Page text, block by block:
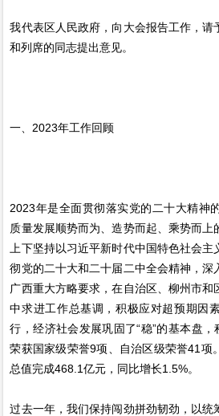
我代表区人民政府，向大会报告工作，请
和列席的同志提出意见。
一、2023年工作回顾
2023年是全面贯彻落实党的二十大精神
质量发展顺势而为、造势而起、乘势而
上下坚持以习近平新时代中国特色社会
彻党的二十大和二十届二中全会精神，深
广西重大方略要求，在自治区、柳州市
中求进工作总基调，积极应对超预期因
行，经济社会发展巩固了“稳”的基本盘，
荣获国家级荣誉9项、自治区级荣誉41项
总值完成468.1亿元，同比增长1.5%。
过去一年，我们保持闯劲拼劲韧劲，以统